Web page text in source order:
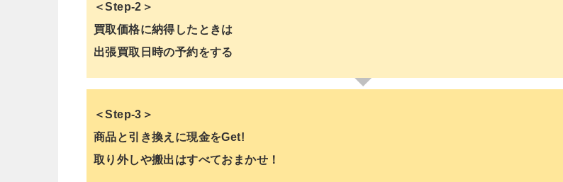
＜Step-2＞
買取価格に納得したときは
出張買取日時の予約をする
＜Step-3＞
商品と引き換えに現金をGet!
取り外しや搬出はすべておまかせ！